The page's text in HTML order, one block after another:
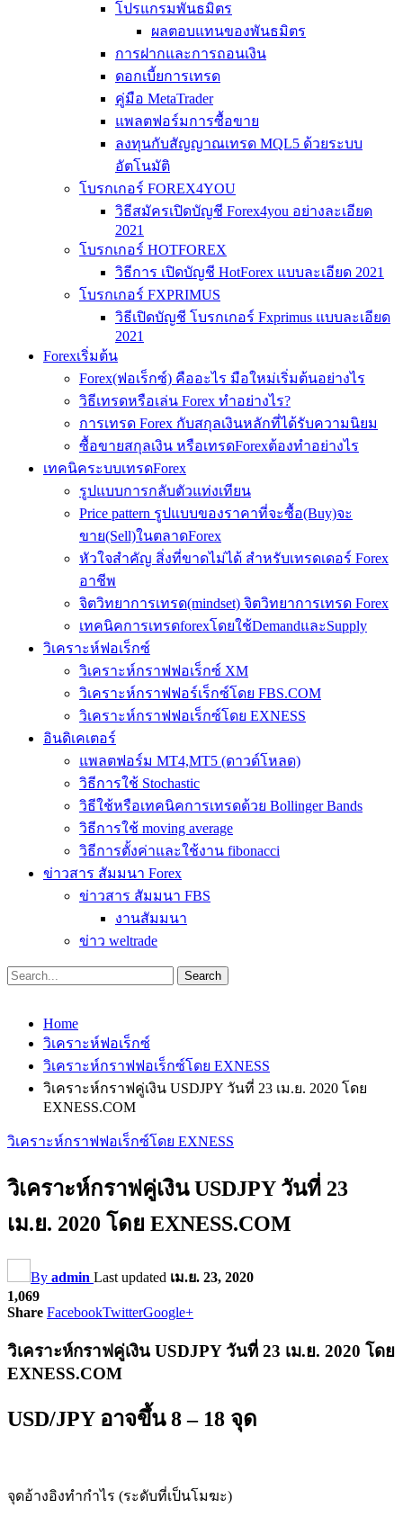
โปรแกรมพันธมิตร
ผลตอบแทนของพันธมิตร
การฝากและการถอนเงิน
ดอกเบี้ยการเทรด
คู่มือ MetaTrader
แพลตฟอร์มการซื้อขาย
ลงทุนกับสัญญาณเทรด MQL5 ด้วยระบบ
อัตโนมัติ
โบรกเกอร์ FOREX4YOU
วิธีสมัครเปิดบัญชี Forex4you อย่างละเอียด
2021
โบรกเกอร์ HOTFOREX
วิธีการ เปิดบัญชี HotForex แบบละเอียด 2021
โบรกเกอร์ FXPRIMUS
วิธีเปิดบัญชี โบรกเกอร์ Fxprimus แบบละเอียด
2021
Forexเริ่มต้น
Forex(ฟอเร็กซ์) คืออะไร มือใหม่เริ่มต้นอย่างไร
วิธีเทรดหรือเล่น Forex ทำอย่างไร?
การเทรด Forex กับสกุลเงินหลักที่ได้รับความนิยม
ซื้อขายสกุลเงิน หรือเทรดForexต้องทำอย่างไร
เทคนิคระบบเทรดForex
รูปแบบการกลับตัวแท่งเทียน
Price pattern รูปแบบของราคาที่จะซื้อ(Buy)จะ
ขาย(Sell)ในตลาดForex
หัวใจสำคัญ สิ่งที่ขาดไม่ได้ สำหรับเทรดเดอร์ Forex
อาชีพ
จิตวิทยาการเทรด(mindset) จิตวิทยาการเทรด Forex
เทคนิคการเทรดforexโดยใช้DemandและSupply
วิเคราะห์ฟอเร็กซ์
วิเคราะห์กราฟฟอเร็กซ์ XM
วิเคราะห์กราฟฟอร์เร็กซ์โดย FBS.COM
วิเคราะห์กราฟฟอเร็กซ์โดย EXNESS
อินดิเคเตอร์
แพลตฟอร์ม MT4,MT5 (ดาวด์โหลด)
วิธีการใช้ Stochastic
วิธีใช้หรือเทคนิคการเทรดด้วย Bollinger Bands
วิธีการใช้ moving average
วิธีการตั้งค่าและใช้งาน fibonacci
ข่าวสาร สัมมนา Forex
ข่าวสาร สัมมนา FBS
งานสัมมนา
ข่าว weltrade
Home
วิเคราะห์ฟอเร็กซ์
วิเคราะห์กราฟฟอเร็กซ์โดย EXNESS
วิเคราะห์กราฟคู่เงิน USDJPY วันที่ 23 เม.ย. 2020 โดย
EXNESS.COM
วิเคราะห์กราฟฟอเร็กซ์โดย EXNESS
วิเคราะห์กราฟคู่เงิน USDJPY วันที่ 23
เม.ย. 2020 โดย EXNESS.COM
By admin Last updated เม.ย. 23, 2020
1,069
Share FacebookTwitterGoogle+
วิเคราะห์กราฟคู่เงิน USDJPY วันที่ 23 เม.ย. 2020 โดย
EXNESS.COM
USD/JPY อาจขึ้น 8 – 18 จุด
จุดอ้างอิงทำกำไร (ระดับที่เป็นโมฆะ)